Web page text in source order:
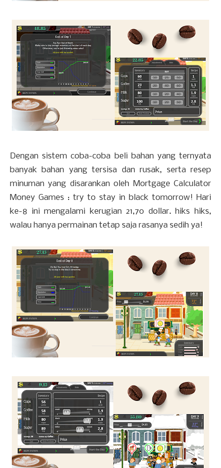
Dengan sistem coba-coba beli bahan yang ternyata
banyak bahan yang tersisa dan rusak, serta resep
minuman yang disarankan oleh Mortgage Calculator
Money Games : try to stay in black tomorrow! Hari
ke-8 ini mengalami kerugian 21,70 dollar. hiks hiks,
walau hanya permainan tetap saja rasanya sedih ya!